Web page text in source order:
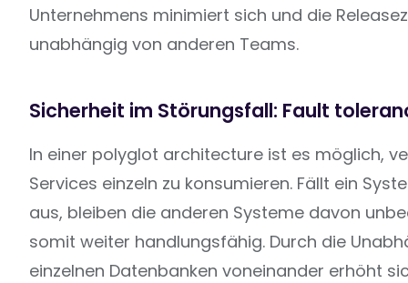
Unternehmens minimiert sich und die
unabhängig von anderen Teams.
Sicherheit im Störungsfall: Fault
In einer polyglot architecture ist es möglich,
Services einzeln zu konsumieren. Fällt ein
aus, bleiben die anderen Systeme davon
somit weiter handlungsfähig. Durch die
einzelnen Datenbanken voneinander erhöht